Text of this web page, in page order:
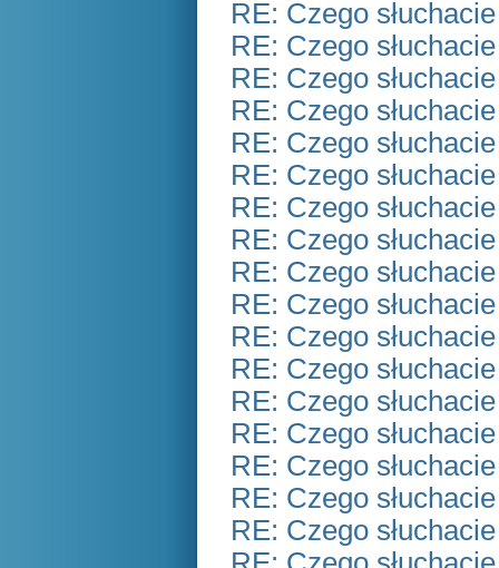
RE: Czego
RE: Czego
RE: Czego
RE: Czego
RE: Czego
RE: Czego
RE: Czego
RE: Czego
RE: Czego
RE: Czego
RE: Czego
RE: Czego
RE: Czego
RE: Czego
RE: Czego
RE: Czego
RE: Czego